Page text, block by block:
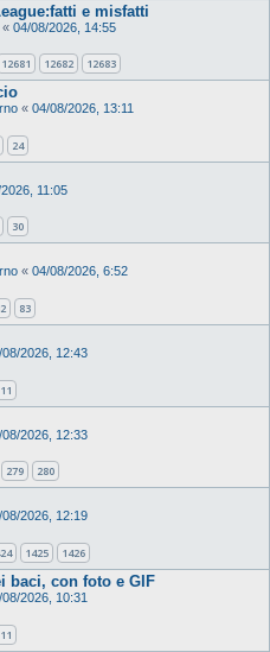
e misfatti
« 04/08/2026, 14:55
12681 12682 12683
« 04/08/2026, 13:11
24
11:05
30
« 04/08/2026, 6:52
83
08/2026, 12:43
11
08/2026, 12:33
279 280
08/2026, 12:19
1425 1426
baci, con foto e GIF
2026, 10:31
11